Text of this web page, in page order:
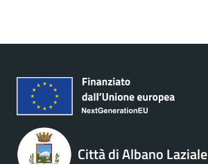
Città di Albano Laziale